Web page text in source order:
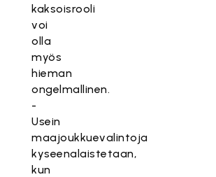
kaksoisrooli
voi
olla
myös
hieman
ongelmallinen.
-
Usein
maajoukkuevalintoja
kyseenalaistetaan,
kun